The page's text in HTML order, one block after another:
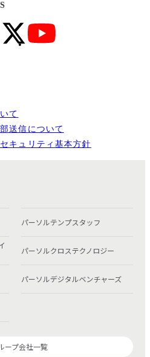
て
送信について
キュリティ基本方針
パーソルテンプスタッフ
パーソルクロステクノロジー
パーソルデジタルベンチャーズ
ープ会社一覧